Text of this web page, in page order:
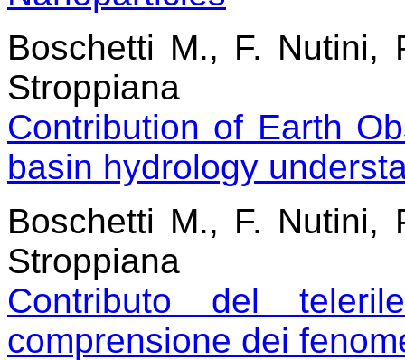
Boschetti M., F. Nutini,
Stroppiana
Contribution of Earth
basin hydrology
Boschetti M., F. Nutini,
Stroppiana
Contributo del
comprensione dei